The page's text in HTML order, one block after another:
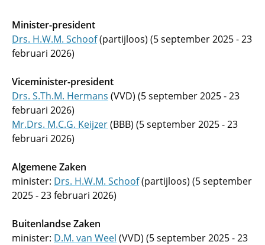
Minister-president
Drs. H.W.M. Schoof(partijloos) (5 september 2025 - 23
februari 2026)
Viceminister-president
Drs. S.Th.M. Hermans (VVD) (5 september 2025 - 23
februari 2026)
Mr.Drs. M.C.G. Keijzer(BBB) (5 september 2025 - 23
februari 2026)
Algemene Zaken
minister: Drs. H.W.M. Schoof(partijloos) (5 september
2025 - 23 februari 2026)
Buitenlandse Zaken
minister: D.M. van Weel (VVD) (5 september 2025 - 23